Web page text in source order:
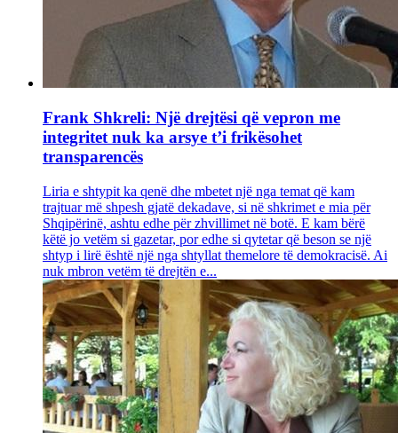
Frank Shkreli: Një drejtësi që vepron me
integritet nuk ka arsye t’i frikësohet
transparencës
Liria e shtypit ka qenë dhe mbetet një nga temat që kam
trajtuar më shpesh gjatë dekadave, si në shkrimet e mia për
Shqipërinë, ashtu edhe për zhvillimet në botë. E kam bërë
këtë jo vetëm si gazetar, por edhe si qytetar që beson se një
shtyp i lirë është një nga shtyllat themelore të demokracisë. Ai
nuk mbron vetëm të drejtën e...